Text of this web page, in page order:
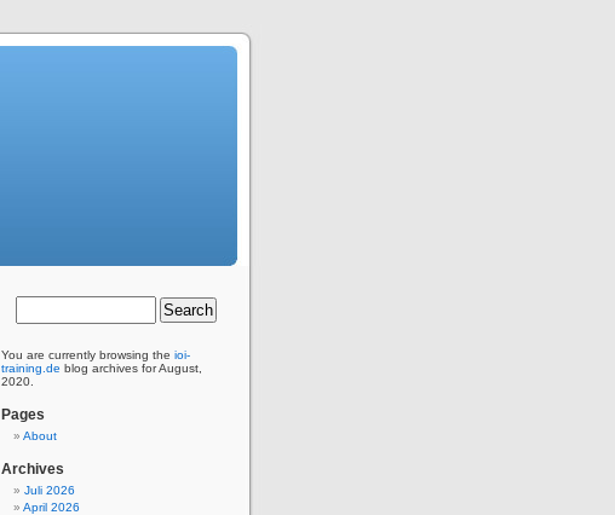
You are currently browsing the ioi-
training.de blog archives for August,
2020.
Pages
About
Archives
Juli 2026
April 2026